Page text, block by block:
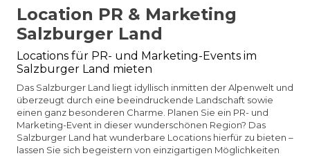
Location PR & Marketing
Salzburger Land
Locations für PR- und Marketing-Events im
Salzburger Land mieten
Das Salzburger Land liegt idyllisch inmitten der Alpenwelt und
überzeugt durch eine beeindruckende Landschaft sowie
einen ganz besonderen Charme. Planen Sie ein PR- und
Marketing-Event in dieser wunderschönen Region? Das
Salzburger Land hat wunderbare Locations hierfür zu bieten –
lassen Sie sich begeistern von einzigartigen Möglichkeiten